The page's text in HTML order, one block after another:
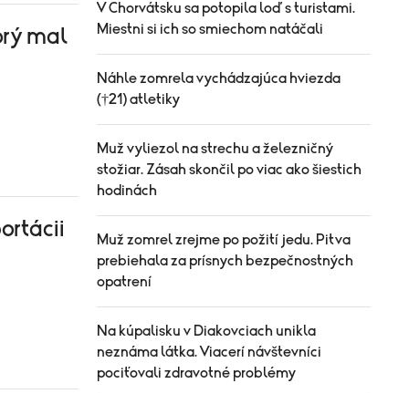
mal
V Chorvátsku sa potopila loď s turistami.
Miestni si ich so smiechom natáčali
Náhle zomrela vychádzajúca hviezda
(†21) atletiky
Muž vyliezol na strechu a železničný
stožiar. Zásah skončil po viac ako šiestich
hodinách
Muž zomrel zrejme po požití jedu. Pitva
prebiehala za prísnych bezpečnostných
opatrení
Na kúpalisku v Diakovciach unikla
neznáma látka. Viacerí návštevníci
pociťovali zdravotné problémy